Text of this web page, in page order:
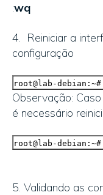
:wq
4. Reiniciar a
configuração
root@lab-
Observação:
é necessário
root@lab-
5. Validando as